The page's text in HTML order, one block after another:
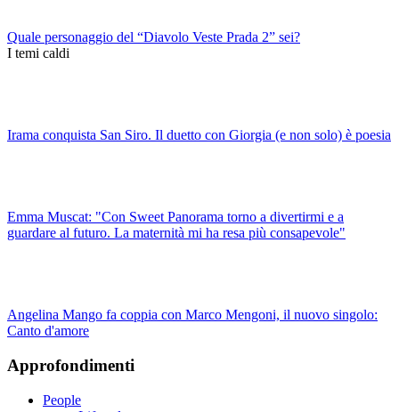
Quale personaggio del “Diavolo Veste Prada 2” sei?
I temi caldi
Irama conquista San Siro. Il duetto con Giorgia (e non solo) è poesia
Emma Muscat: "Con Sweet Panorama torno a divertirmi e a
guardare al futuro. La maternità mi ha resa più consapevole"
Angelina Mango fa coppia con Marco Mengoni, il nuovo singolo:
Canto d'amore
Approfondimenti
People